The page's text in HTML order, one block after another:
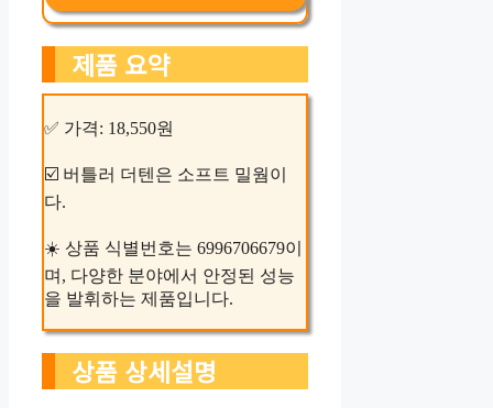
제품 요약
✅ 가격: 18,550원
☑️ 버틀러 더텐은 소프트 밀웜이
다.
☀️ 상품 식별번호는 6996706679이
며, 다양한 분야에서 안정된 성능
을 발휘하는 제품입니다.
상품 상세설명